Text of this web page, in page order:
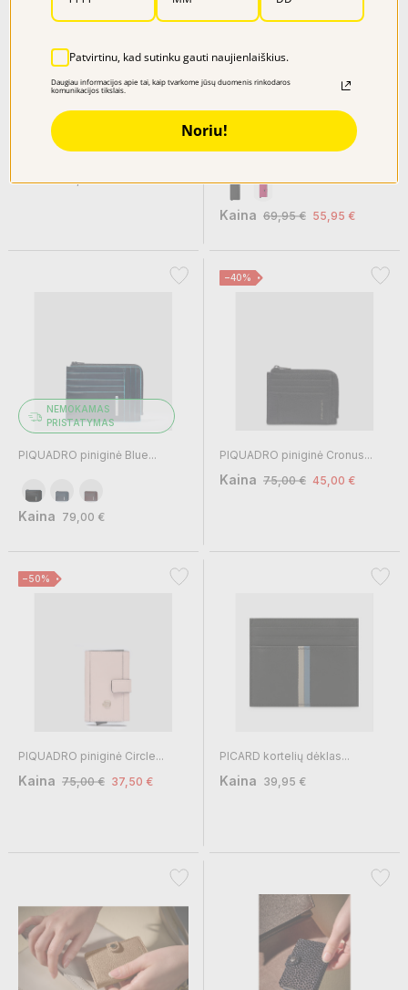
PRISTATYMAS
STRELLSON kortelių dėklas...
69,95 €
SECRID kortelių dėklas M-YARD
Kaina 69,95 € 55,95 €
NEMOKAMAS
PRISTATYMAS
PIQUADRO piniginė Blue...
Kaina 79,00 €
−40%
PIQUADRO piniginė Cronus...
Kaina 75,00 € 45,00 €
−50%
PIQUADRO piniginė Circle...
Kaina 75,00 € 37,50 €
PICARD kortelių dėklas...
Kaina 39,95 €
Patvirtinu, kad sutinku gauti naujienlaiškius.
Daugiau informacijos apie tai, kaip tvarkome jūsų duomenis rinkodaros
komunikacijos tikslais.
Noriu!